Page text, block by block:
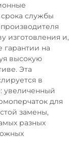
службы
изготовления и,
гарантии на
высокую
Эта
в
увеличенный
для
замены,
разных